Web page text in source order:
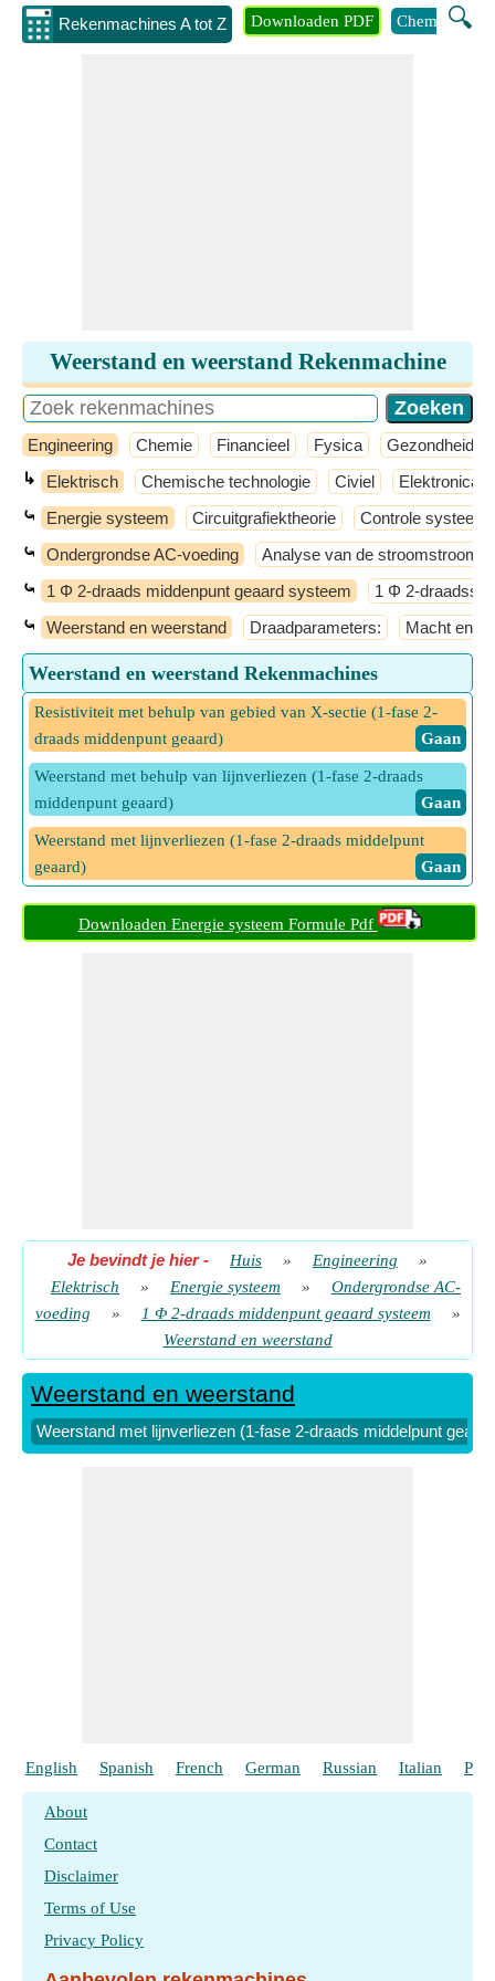
Rekenmachines A tot Z 🔍
Downloaden PDF Chemie
Weerstand en weerstand Rekenmachine
Engineering Chemie Financieel Fysica Gezondheid
↳ Elektrisch Chemische technologie Civiel Elektronica
⤿ Energie systeem Circuitgrafiektheorie Controle systeem
⤿ Ondergrondse AC-voeding Analyse van de stroomstroom
⤿ 1 Φ 2-draads middenpunt geaard systeem 1 Φ 2-
⤿ Weerstand en weerstand Draadparameters: Macht en
Weerstand en weerstand Rekenmachines
Resistiviteit met behulp van gebied van X-sectie (1-fase 2-
draads middenpunt geaard)
​ Gaan
Weerstand met behulp van lijnverliezen (1-fase 2-draads
middenpunt geaard)
​ Gaan
Weerstand met lijnverliezen (1-fase 2-draads middelpunt
geaard)
​ Gaan
Downloaden Energie systeem Formule Pdf
Je bevindt je hier- Huis » Engineering
»
Elektrisch
» Energie systeem »
Ondergrondse AC-
voeding
» 1 Φ 2-draads middenpunt geaard systeem
»
Weerstand en weerstand
Weerstand en weerstand
Weerstand met lijnverliezen (1-fase 2-draads middelpunt
English Spanish French German Russian Italian
About
Contact
Disclaimer
Terms of Use
Privacy Policy